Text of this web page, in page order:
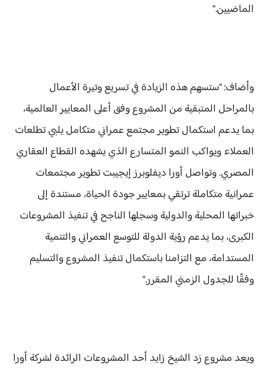
الماضيين."
وأضاف: "ستسهم هذه الزيادة في تسريع وتيرة الأعمال
بالمراحل المتبقية من المشروع وفق أعلى المعايير العالمية،
بما يدعم استكمال تطوير مجتمع عمراني متكامل يلبي تطلعات
العملاء ويواكب النمو المتسارع الذي يشهده القطاع العقاري
المصري. وتواصل أورا ديفلوبرز إيجيبت تطوير مجتمعات
عمرانية متكاملة ترتقي بمعايير جودة الحياة، مستندة إلى
خبراتها المحلية والدولية وسجلها الناجح في تنفيذ المشروعات
الكبرى، بما يدعم رؤية الدولة للتوسع العمراني والتنمية
المستدامة، مع التزامنا باستكمال تنفيذ المشروع والتسليم
وفقًا للجدول الزمني المقرر."
ويعد مشروع زد الشيخ زايد أحد المشروعات الرائدة لشركة أورا